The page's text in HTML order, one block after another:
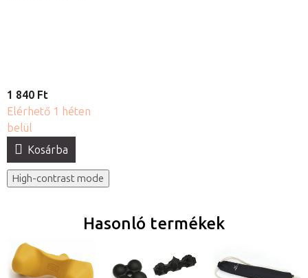
1 840 Ft
Elérhető 1 héten
belül
Kosárba
High-contrast mode
Hasonló termékek